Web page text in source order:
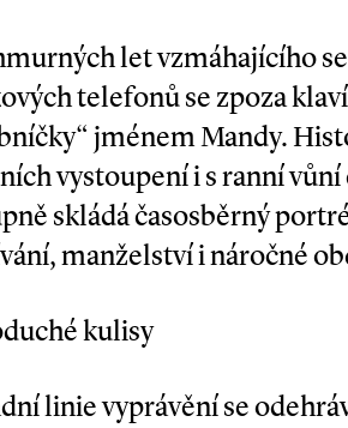
let vzmáhajícího
telefonů se zpoza
jménem Mandy.
vystoupení i s ranní
skládá časosběrný
manželství i náročné
kulisy
linie vyprávění se